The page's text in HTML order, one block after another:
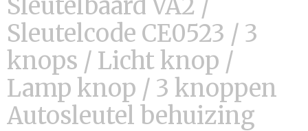
Sleutelbaard VA2 /
Sleutelcode CE0523 / 3
knops / Licht knop /
Lamp knop / 3 knoppen
Autosleutel behuizing